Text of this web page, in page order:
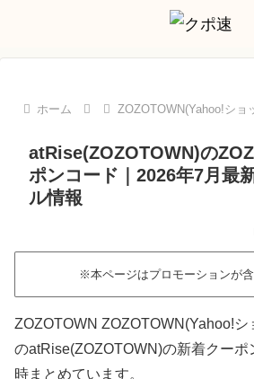
ホーム ZOZOTOWN(Yahoo!ショ
atRise(ZOZOTOWN)の
ポンコード｜2026年7月最
ル情報
※本ページはプロモーションが
ZOZOTOWN ZOZOTOWN(Yahoo!シ
のatRise(ZOZOTOWN)の新着クー
時まとめています。